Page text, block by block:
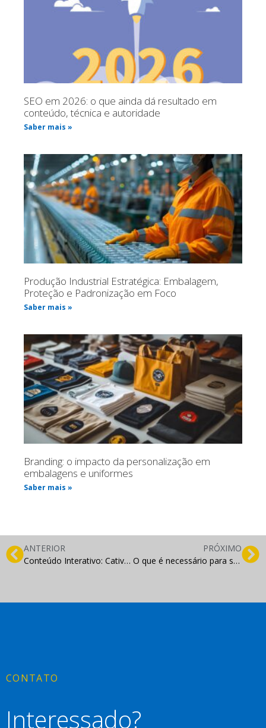
SEO em 2026: o que ainda dá resultado em
conteúdo, técnica e autoridade
Saber mais »
Produção Industrial Estratégica: Embalagem,
Proteção e Padronização em Foco
Saber mais »
Branding: o impacto da personalização em
embalagens e uniformes
Saber mais »
ANTERIOR
Conteúdo Interativo: Cativando Audiências Além do Texto Escrito
PRÓXIMO
O que é necessário para se tornar um desenvolvedor de sites profissional?
CONTATO
Interessado?